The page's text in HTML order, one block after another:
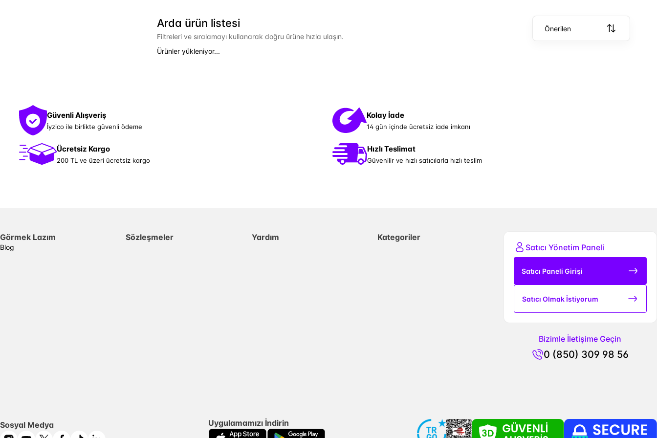
Arda ürün listesi
Filtreleri ve sıralamayı kullanarak doğru ürüne hızla ulaşın.
Önerilen
Ürünler yükleniyor...
Güvenli Alışveriş
İyzico ile birlikte güvenli ödeme
Kolay İade
14 gün içinde ücretsiz iade imkanı
Ücretsiz Kargo
200 TL ve üzeri ücretsiz kargo
Hızlı Teslimat
Güvenilir ve hızlı satıcılarla hızlı teslim
Görmek Lazım
Blog
Sözleşmeler Yardım
Kategoriler
Satıcı Yönetim Paneli
Satıcı Paneli Girişi
Satıcı Olmak İstiyorum
Bizimle İletişime Geçin
0 (850) 309 98 56
Sosyal Medya Uygulamamızı İndirin